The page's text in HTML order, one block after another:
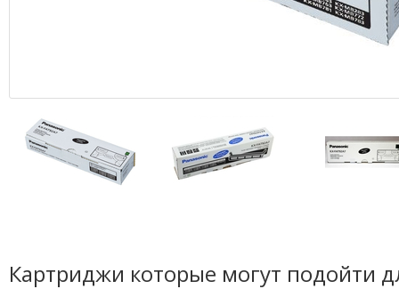
Картриджи которые могут подойти